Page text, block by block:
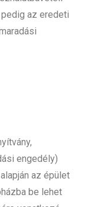
az eredeti
engedély)
az épület
be lehet